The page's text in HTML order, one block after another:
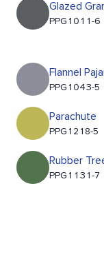
Glazed
PPG1011-6
Flannel
PPG1043-5
Parachute
PPG1218-5
Rubber
PPG1131-7